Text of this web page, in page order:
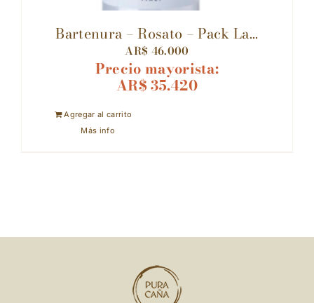
Bartenura – Rosato – Pack La...
AR$ 46.000
Precio mayorista:
AR$35.420
Agregar al carrito
Más info